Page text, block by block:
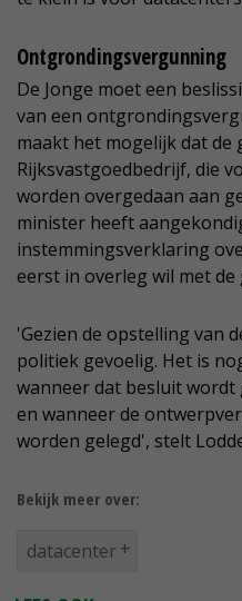
Ontgrondingsvergunning
De Jonge moet een
van een
maakt het mogelijk dat
Rijksvastgoedbedrijf, die
worden overgedaan aan
minister heeft
instemmingsverklaring
eerst in overleg wil met de
'Gezien de opstelling van
politiek gevoelig. Het is
wanneer dat besluit
en wanneer de
worden gelegd', stelt
Bekijk meer over:
datacenter